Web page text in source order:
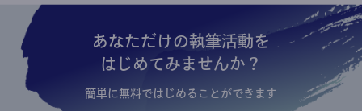
あなただけの執筆活動を
はじめてみませんか？
簡単に無料ではじめることができます